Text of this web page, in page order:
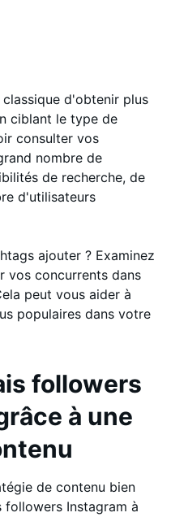
d'obtenir plus
ciblant le type de
consulter vos
nombre de
de recherche, de
d'utilisateurs
ajouter ? Examinez
vos concurrents dans
peut vous aider à
populaires dans votre
followers
à une
de contenu bien
Instagram à